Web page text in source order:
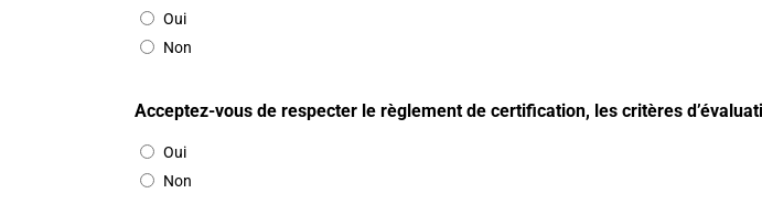
Oui
Non
Acceptez-vous de respecter le règlement de certification, les critères
Oui
Non